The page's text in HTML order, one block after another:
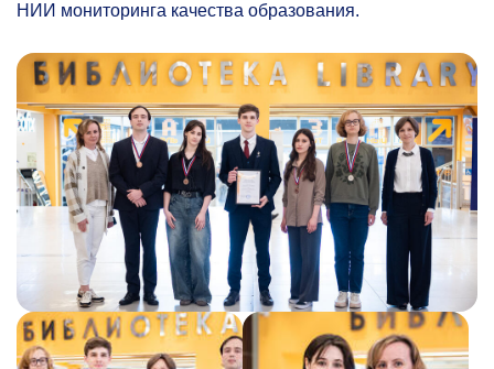
НИИ мониторинга качества образования.